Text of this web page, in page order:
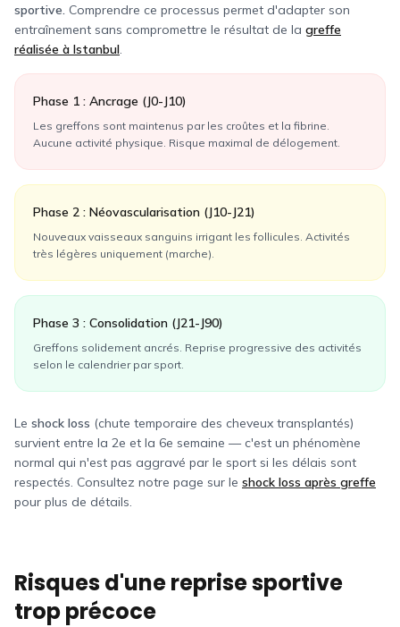
sportive. Comprendre ce processus permet d'adapter son
entraînement sans compromettre le résultat de la greffe
réalisée à Istanbul.
Phase 1 : Ancrage (J0-J10)
Les greffons sont maintenus par les croûtes et la fibrine.
Aucune activité physique. Risque maximal de délogement.
Phase 2 : Néovascularisation (J10-J21)
Nouveaux vaisseaux sanguins irrigant les follicules. Activités
très légères uniquement (marche).
Phase 3 : Consolidation (J21-J90)
Greffons solidement ancrés. Reprise progressive des activités
selon le calendrier par sport.
Le shock loss (chute temporaire des cheveux transplantés)
survient entre la 2e et la 6e semaine — c'est un phénomène
normal qui n'est pas aggravé par le sport si les délais sont
respectés. Consultez notre page sur le shock loss après greffe
pour plus de détails.
Risques d'une reprise sportive
trop précoce